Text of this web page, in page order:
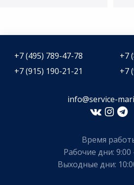
+7 (495) 789-47-78
+7
+7 (915) 190-21-21
+7
info@service-
Время
Рабочие дни: 9:00
Выходные дни: